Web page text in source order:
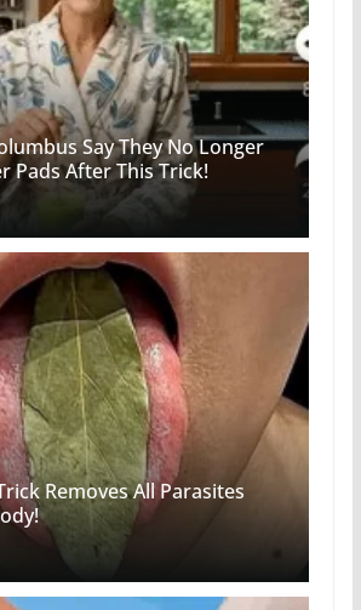
Say They No Longer
Pads After This Trick!
Removes All Parasites